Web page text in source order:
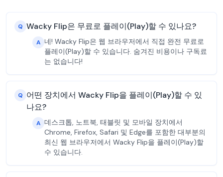
Q Wacky Flip은 무료로 플레이(Play)할 수 있나요?
A 네! Wacky Flip은 웹 브라우저에서 직접 완전 무료로
플레이(Play)할 수 있습니다. 숨겨진 비용이나 구독료
는 없습니다!
Q 어떤 장치에서 Wacky Flip을 플레이(Play)할 수 있
나요?
A 데스크톱, 노트북, 태블릿 및 모바일 장치에서
Chrome, Firefox, Safari 및 Edge를 포함한 대부분의
최신 웹 브라우저에서 Wacky Flip을 플레이(Play)할
수 있습니다.